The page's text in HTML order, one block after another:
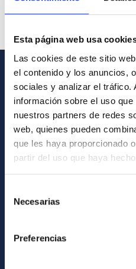
Esta página web usa
Las cookies de este sitio
el contenido y los anuncios,
sociales y analizar el tráfico.
información sobre el uso
nuestros partners de redes
web, quienes pueden
que les haya proporcionado
partir del uso que haya
Necesarias
Preferencias
INFORMACIÓN GENERAL
Cómo llegar al IAC
Directorio de personal
Legislación